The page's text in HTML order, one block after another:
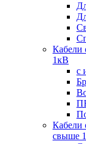
Кабели
1кВ
c
Кабели
свыше